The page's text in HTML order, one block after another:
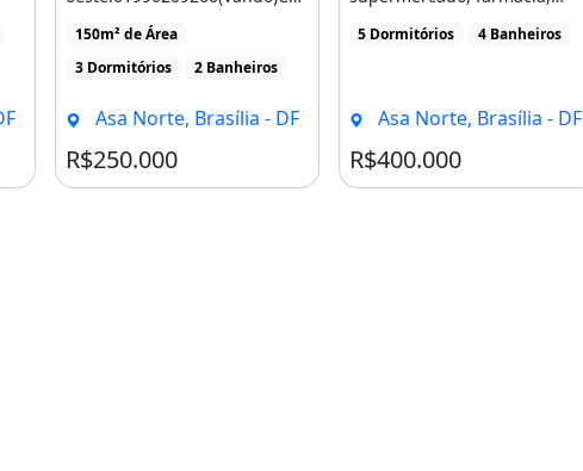
a com 3 dormitórios, 2
banheiros, 2 vagas na
garagem, venda por
localizado [...]
150m² de Área
3 Dormitórios
2 Banheiros
Asa Norte, Brasília - DF
R$250.000
5 Dormitórios 4 Banheiros
Asa Norte, Brasília - DF
R$400.000